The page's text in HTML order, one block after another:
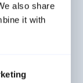
also share
it with